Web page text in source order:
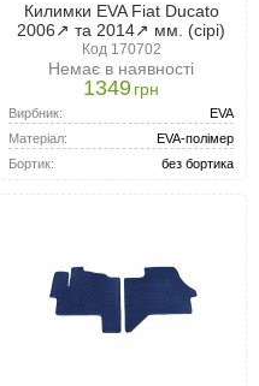
Килимки EVA Fiat Ducato
2006↗ та 2014↗ мм. (сірі)
Код 170702
Немає в наявності
1349грн
Вирбник:
EVA
Матеріал:
EVA-полімер
Бортик:
без бортика